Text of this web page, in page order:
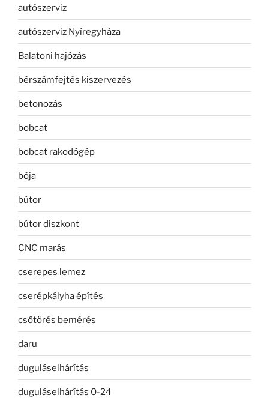
autószerviz
autószerviz Nyíregyháza
Balatoni hajózás
bérszámfejtés kiszervezés
betonozás
bobcat
bobcat rakodógép
bója
bútor
bútor diszkont
CNC marás
cserepes lemez
cserépkályha építés
csőtörés bemérés
daru
duguláselhárítás
duguláselhárítás 0-24